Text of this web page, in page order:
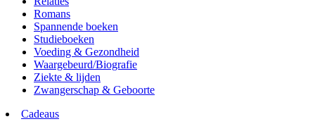
Romans
Spannende boeken
Studieboeken
Voeding & Gezondheid
Waargebeurd/Biografie
Ziekte & lijden
Zwangerschap & Geboorte
Cadeaus